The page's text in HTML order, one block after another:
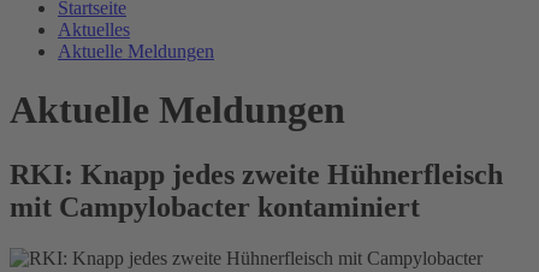
Startseite
Aktuelles
Aktuelle Meldungen
Aktuelle Meldungen
RKI: Knapp jedes zweite Hühnerfleisch
mit Campylobacter kontaminiert